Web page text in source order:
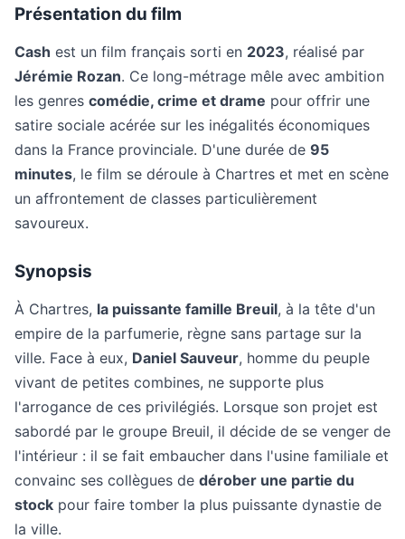
Présentation du film
Cash est un film français sorti en 2023, réalisé par
Jérémie Rozan. Ce long-métrage mêle avec ambition
les genres comédie, crime et drame pour offrir une
satire sociale acérée sur les inégalités économiques
dans la France provinciale. D'une durée de 95
minutes, le film se déroule à Chartres et met en scène
un affrontement de classes particulièrement
savoureux.
Synopsis
À Chartres, la puissante famille Breuil, à la tête d'un
empire de la parfumerie, règne sans partage sur la
ville. Face à eux, Daniel Sauveur, homme du peuple
vivant de petites combines, ne supporte plus
l'arrogance de ces privilégiés. Lorsque son projet est
sabordé par le groupe Breuil, il décide de se venger de
l'intérieur : il se fait embaucher dans l'usine familiale et
convainc ses collègues de dérober une partie du
stock pour faire tomber la plus puissante dynastie de
la ville.